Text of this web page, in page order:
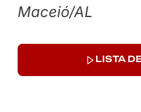
Maceió/AL
LISTA